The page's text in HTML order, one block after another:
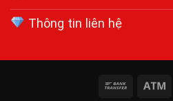
Thông tin liên hệ
Bank